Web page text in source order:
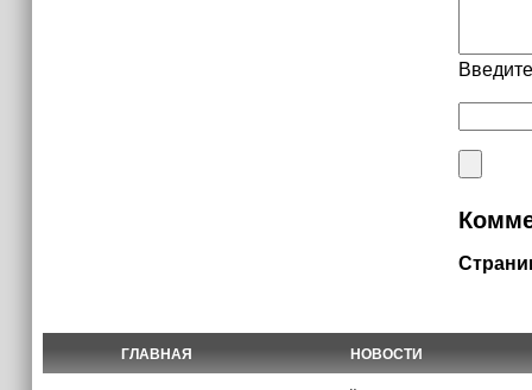
ГЛАВНАЯ НОВОСТИ